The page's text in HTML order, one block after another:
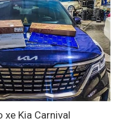
xe Kia Carnival